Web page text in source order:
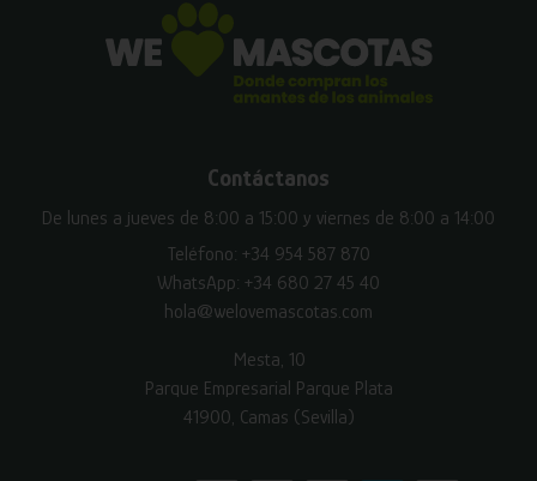
Contáctanos
De lunes a jueves de 8:00 a 15:00 y viernes de 8:00 a 14:00
Teléfono: +34 954 587 870
WhatsApp: +34 680 27 45 40
hola@welovemascotas.com
Mesta, 10
Parque Empresarial Parque Plata
41900, Camas (Sevilla)